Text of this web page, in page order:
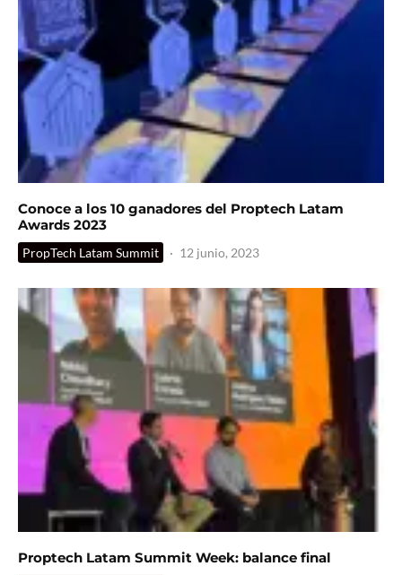
Conoce a los 10 ganadores del Proptech Latam
Awards 2023
PropTech Latam Summit · 12 junio, 2023
Proptech Latam Summit Week: balance final